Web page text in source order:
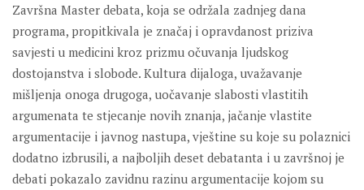
Završna Master debata, koja se održala zadnjeg dana
programa, propitkivala je značaj i opravdanost priziva
savjesti u medicini kroz prizmu očuvanja ljudskog
dostojanstva i slobode. Kultura dijaloga, uvažavanje
mišljenja onoga drugoga, uočavanje slabosti vlastitih
argumenata te stjecanje novih znanja, jačanje vlastite
argumentacije i javnog nastupa, vještine su koje su polaznici
dodatno izbrusili, a najboljih deset debatanta i u završnoj je
debati pokazalo zavidnu razinu argumentacije kojom su